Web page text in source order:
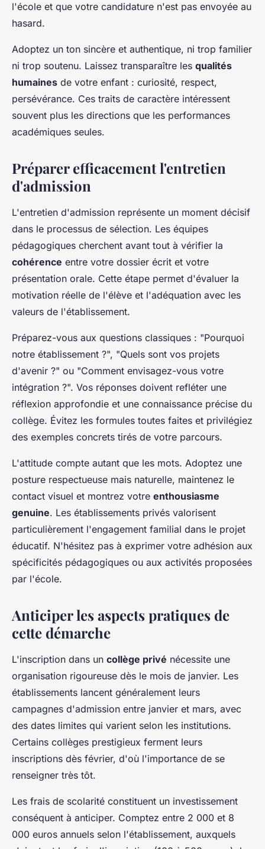
l'école et que votre candidature n'est pas envoyée au
hasard.
Adoptez un ton sincère et authentique, ni trop familier
ni trop soutenu. Laissez transparaître les qualités
humaines de votre enfant : curiosité, respect,
persévérance. Ces traits de caractère intéressent
souvent plus les directions que les performances
académiques seules.
Préparer efficacement l'entretien
d'admission
L'entretien d'admission représente un moment décisif
dans le processus de sélection. Les équipes
pédagogiques cherchent avant tout à vérifier la
cohérence entre votre dossier écrit et votre
présentation orale. Cette étape permet d'évaluer la
motivation réelle de l'élève et l'adéquation avec les
valeurs de l'établissement.
Préparez-vous aux questions classiques : "Pourquoi
notre établissement ?", "Quels sont vos projets
d'avenir ?" ou "Comment envisagez-vous votre
intégration ?". Vos réponses doivent refléter une
réflexion approfondie et une connaissance précise du
collège. Évitez les formules toutes faites et privilégiez
des exemples concrets tirés de votre parcours.
L'attitude compte autant que les mots. Adoptez une
posture respectueuse mais naturelle, maintenez le
contact visuel et montrez votre enthousiasme
genuine. Les établissements privés valorisent
particulièrement l'engagement familial dans le projet
éducatif. N'hésitez pas à exprimer votre adhésion aux
spécificités pédagogiques ou aux activités proposées
par l'école.
Anticiper les aspects pratiques de
cette démarche
L'inscription dans un collège privé nécessite une
organisation rigoureuse dès le mois de janvier. Les
établissements lancent généralement leurs
campagnes d'admission entre janvier et mars, avec
des dates limites qui varient selon les institutions.
Certains collèges prestigieux ferment leurs
inscriptions dès février, d'où l'importance de se
renseigner très tôt.
Les frais de scolarité constituent un investissement
conséquent à anticiper. Comptez entre 2 000 et 8
000 euros annuels selon l'établissement, auxquels